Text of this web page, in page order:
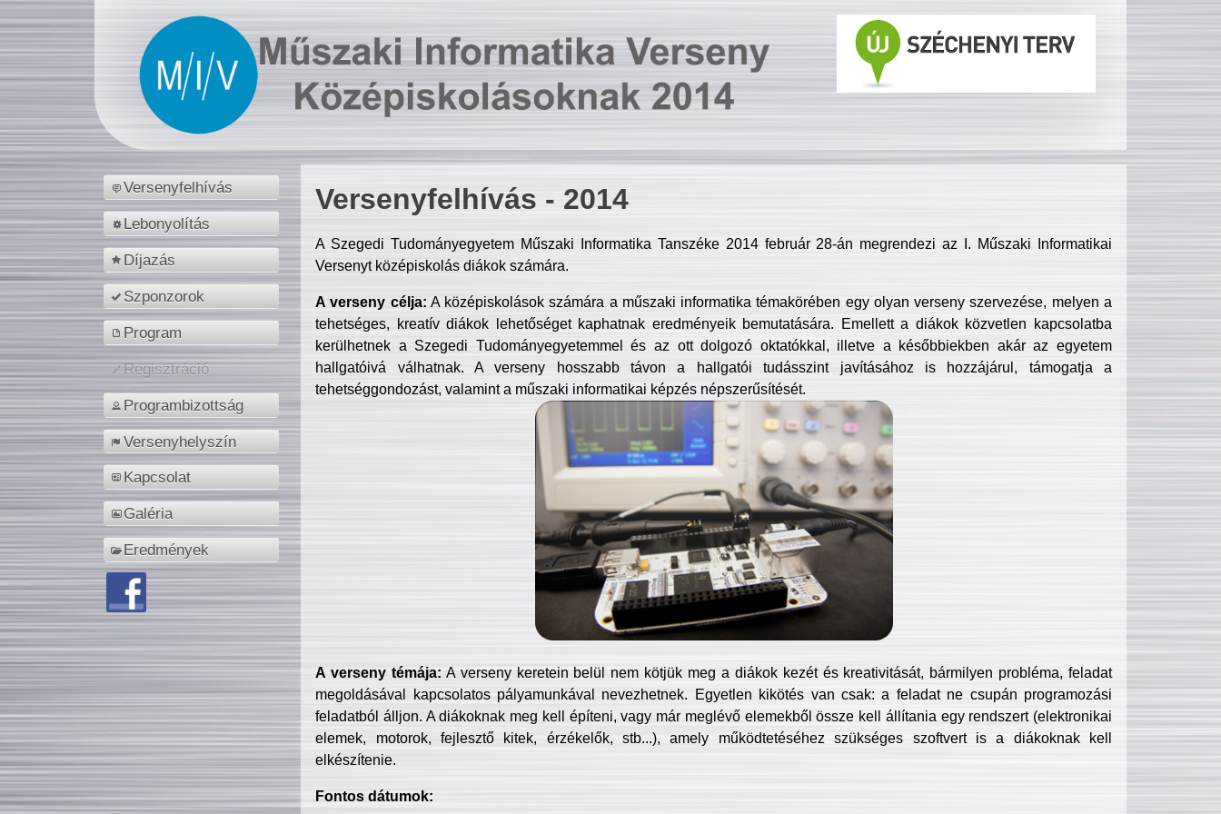
Versenyfelhívás
Lebonyolítás
Díjazás
Szponzorok
Program
Regisztráció
Programbizottság
Versenyhelyszín
Kapcsolat
Galéria
Eredmények
Versenyfelhívás - 2014
A Szegedi Tudományegyetem Műszaki Informatika Tanszéke 2014 február 28-án megrendezi az I. Műszaki Informatikai
Versenyt középiskolás diákok számára.
A verseny célja: A középiskolások számára a műszaki informatika témakörében egy olyan verseny szervezése, melyen a
tehetséges, kreatív diákok lehetőséget kaphatnak eredményeik bemutatására. Emellett a diákok közvetlen kapcsolatba
kerülhetnek a Szegedi Tudományegyetemmel és az ott dolgozó oktatókkal, illetve a későbbiekben akár az egyetem
hallgatóivá válhatnak. A verseny hosszabb távon a hallgatói tudásszint javításához is hozzájárul, támogatja a
tehetséggondozást, valamint a műszaki informatikai képzés népszerűsítését.
A verseny témája: A verseny keretein belül nem kötjük meg a diákok kezét és kreativitását, bármilyen probléma, feladat
megoldásával kapcsolatos pályamunkával nevezhetnek. Egyetlen kikötés van csak: a feladat ne csupán programozási
feladatból álljon. A diákoknak meg kell építeni, vagy már meglévő elemekből össze kell állítania egy rendszert (elektronikai
elemek, motorok, fejlesztő kitek, érzékelők, stb...), amely működtetéséhez szükséges szoftvert is a diákoknak kell
elkészítenie.
Fontos dátumok: